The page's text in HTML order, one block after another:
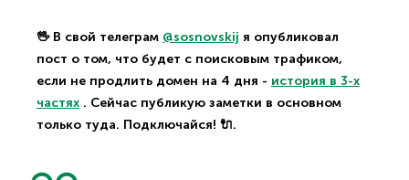
🖖 В свой телеграм @sosnovskij я опубликовал
пост о том, что будет с поисковым трафиком,
если не продлить домен на 4 дня - история в 3-х
частях . Сейчас публикую заметки в основном
только туда. Подключайся! 🔌.